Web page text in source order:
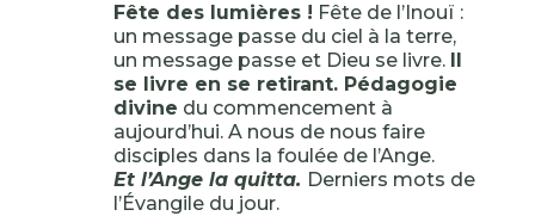
Fête des lumières ! Fête de l’Inouï :
un message passe du ciel à la terre,
un message passe et Dieu se livre. Il
se livre en se retirant. Pédagogie
divine du commencement à
aujourd’hui. A nous de nous faire
disciples dans la foulée de l’Ange.
Et l’Ange la quitta. Derniers mots de
l’Évangile du jour.